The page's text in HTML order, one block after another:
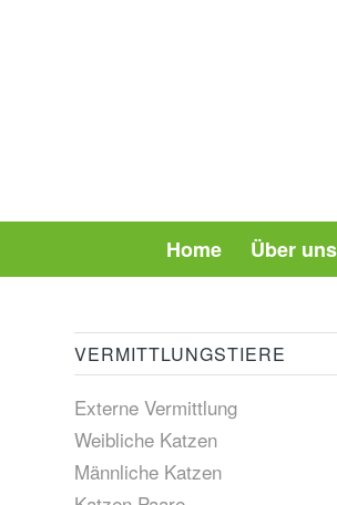
Home Über uns
VERMITTLUNGSTIERE
Externe Vermittlung
Weibliche Katzen
Männliche Katzen